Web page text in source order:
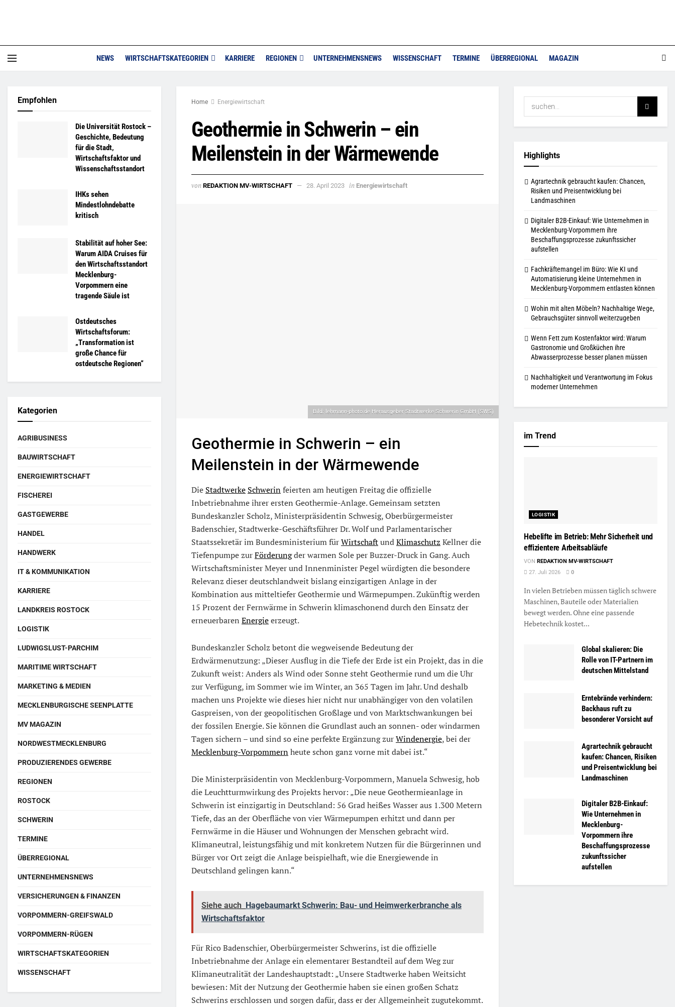
NEWS WIRTSCHAFTSKATEGORIEN KARRIERE REGIONEN UNTERNEHMENSNEWS WISSENSCHAFT TERMINE ÜBERREGIONAL MAGAZIN
Home Energiewirtschaft
Geothermie in Schwerin – ein
Meilenstein in der Wärmewende
von REDAKTION MV-WIRTSCHAFT 28. April 2023 in Energiewirtschaft
Bild: lehmann-photo.de Herausgeber Stadtwerke Schwerin GmbH (SWS)
Geothermie in Schwerin – ein
Meilenstein in der Wärmewende
Die Stadtwerke Schwerinfeierten am heutigen Freitag die offizielle
Inbetriebnahme ihrer ersten Geothermie-Anlage. Gemeinsam setzten
Bundeskanzler Scholz, Ministerpräsidentin Schwesig, Oberbürgermeister
Badenschier, Stadtwerke-Geschäftsführer Dr. Wolf und Parlamentarischer
Staatssekretär im Bundesministerium fürWirtschaftundKlimaschutz Kellner die
Tiefenpumpe zurFörderungder warmen Sole per Buzzer-Druck in Gang. Auch
Wirtschaftsminister Meyer und Innenminister Pegel würdigten die besondere
Relevanz dieser deutschlandweit bislang einzigartigen Anlage in der
Kombination aus mitteltiefer Geothermie und Wärmepumpen. Zukünftig werden
15 Prozent der Fernwärme in Schwerin klimaschonend durch den Einsatz der
erneuerbaren Energieerzeugt.
Bundeskanzler Scholz betont die wegweisende Bedeutung der
Erdwärmenutzung: „Dieser Ausflug in die Tiefe der Erde ist ein Projekt, das in die
Zukunft weist: Anders als Wind oder Sonne steht Geothermie rund um die Uhr
zur Verfügung, im Sommer wie im Winter, an 365 Tagen im Jahr. Und deshalb
machen uns Projekte wie dieses hier nicht nur unabhängiger von den volatilen
Gaspreisen, von der geopolitischen Großlage und von Marktschwankungen bei
der fossilen Energie. Sie können die Grundlast auch an sonnen- oder windarmen
Tagen sichern – und sind so eine perfekte Ergänzung zurWindenergie, bei der
Mecklenburg-Vorpommernheute schon ganz vorne mit dabei ist.“
Die Ministerpräsidentin von Mecklenburg-Vorpommern, Manuela Schwesig, hob
die Leuchtturmwirkung des Projekts hervor: „Die neue Geothermieanlage in
Schwerin ist einzigartig in Deutschland: 56 Grad heißes Wasser aus 1.300 Metern
Tiefe, das an der Oberfläche von vier Wärmepumpen erhitzt und dann per
Fernwärme in die Häuser und Wohnungen der Menschen gebracht wird.
Klimaneutral, leistungsfähig und mit konkretem Nutzen für die Bürgerinnen und
Bürger vor Ort zeigt die Anlage beispielhaft, wie die Energiewende in
Deutschland gelingen kann.“
Siehe auch
Hagebaumarkt Schwerin: Bau- und Heimwerkerbranche als
Wirtschaftsfaktor
Für Rico Badenschier, Oberbürgermeister Schwerins, ist die offizielle
Inbetriebnahme der Anlage ein elementarer Bestandteil auf dem Weg zur
Klimaneutralität der Landeshauptstadt: „Unsere Stadtwerke haben Weitsicht
bewiesen: Mit der Nutzung der Geothermie haben sie einen großen Schatz
Schwerins erschlossen und sorgen dafür, dass er der Allgemeinheit zugutekommt.
Empfohlen
Die Universität Rostock –
Geschichte, Bedeutung
für die Stadt,
Wirtschaftsfaktor und
Wissenschaftsstandort
IHKs sehen
Mindestlohndebatte
kritisch
Stabilität auf hoher See:
Warum AIDA Cruises für
den Wirtschaftsstandort
Mecklenburg-
Vorpommern eine
tragende Säule ist
Ostdeutsches
Wirtschaftsforum:
„Transformation ist
große Chance für
ostdeutsche Regionen“
Kategorien
AGRIBUSINESS
BAUWIRTSCHAFT
ENERGIEWIRTSCHAFT
FISCHEREI
GASTGEWERBE
HANDEL
HANDWERK
IT & KOMMUNIKATION
KARRIERE
LANDKREIS ROSTOCK
LOGISTIK
LUDWIGSLUST-PARCHIM
MARITIME WIRTSCHAFT
MARKETING & MEDIEN
MECKLENBURGISCHE SEENPLATTE
MV MAGAZIN
NORDWESTMECKLENBURG
PRODUZIERENDES GEWERBE
REGIONEN
ROSTOCK
SCHWERIN
TERMINE
ÜBERREGIONAL
UNTERNEHMENSNEWS
VERSICHERUNGEN & FINANZEN
VORPOMMERN-GREIFSWALD
VORPOMMERN-RÜGEN
WIRTSCHAFTSKATEGORIEN
WISSENSCHAFT
Highlights
Agrartechnik gebraucht kaufen: Chancen,
Risiken und Preisentwicklung bei
Landmaschinen
Digitaler B2B-Einkauf: Wie Unternehmen in
Mecklenburg-Vorpommern ihre
Beschaffungsprozesse zukunftssicher
aufstellen
Fachkräftemangel im Büro: Wie KI und
Automatisierung kleine Unternehmen in
Mecklenburg-Vorpommern entlasten können
Wohin mit alten Möbeln? Nachhaltige Wege,
Gebrauchsgüter sinnvoll weiterzugeben
Wenn Fett zum Kostenfaktor wird: Warum
Gastronomie und Großküchen ihre
Abwasserprozesse besser planen müssen
Nachhaltigkeit und Verantwortung im Fokus
moderner Unternehmen
im Trend
LOGISTIK
Hebelifte im Betrieb: Mehr Sicherheit und
effizientere Arbeitsabläufe
VON REDAKTION MV-WIRTSCHAFT
27. Juli 2026
0
In vielen Betrieben müssen täglich schwere
Maschinen, Bauteile oder Materialien
bewegt werden. Ohne eine passende
Hebetechnik kostet...
Global skalieren: Die
Rolle von IT-Partnern im
deutschen Mittelstand
Erntebrände verhindern:
Backhaus ruft zu
besonderer Vorsicht auf
Agrartechnik gebraucht
kaufen: Chancen, Risiken
und Preisentwicklung bei
Landmaschinen
Digitaler B2B-Einkauf:
Wie Unternehmen in
Mecklenburg-
Vorpommern ihre
Beschaffungsprozesse
zukunftssicher
aufstellen